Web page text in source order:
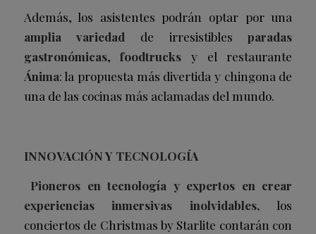
Además, los asistentes podrán optar por una
amplia variedad de irresistibles paradas
gastronómicas,foodtrucks y el restaurante
Ánima: la propuesta más divertida y chingona de
una de las cocinas más aclamadas del mundo.
INNOVACIÓN Y TECNOLOGÍA
Pioneros en tecnología y expertos en crear
experiencias inmersivas inolvidables, los
conciertos de Christmas by Starlite contarán con